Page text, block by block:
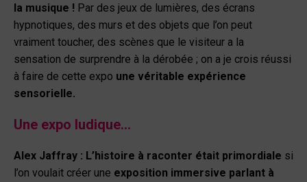
la musique ! Par des jeux de lumières, des écrans
hypnotiques, des murs et des objets que l’on peut
vraiment toucher, des scènes que le visiteur a la
sensation de surprendre à la dérobée ; on a je crois réussi
à faire de cette expo une véritable expérience
sensorielle.
Une expo ludique…
Alex Jaffray : L’histoire à raconter était primordiale si
l’on voulait créer une exposition immersive parlant à